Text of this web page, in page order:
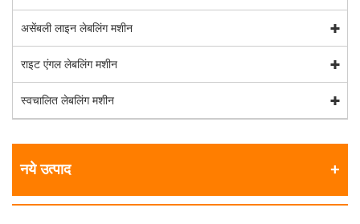
असेंबली लाइन लेबलिंग मशीन
राइट एंगल लेबलिंग मशीन
स्वचालित लेबलिंग मशीन
नये उत्पाद